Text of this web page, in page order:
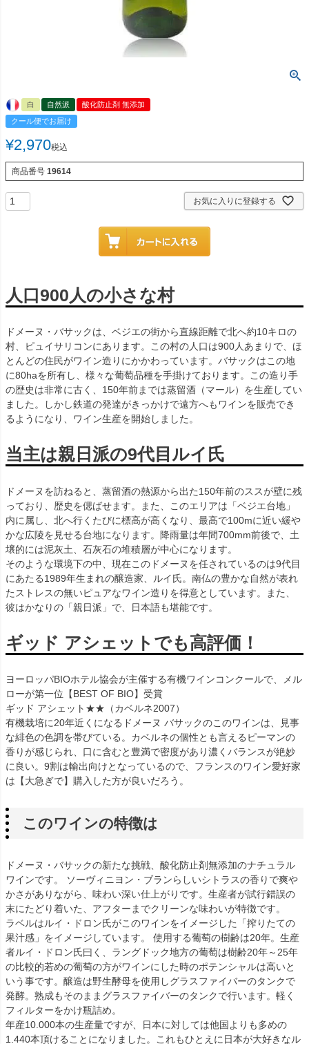
白 自然派
酸化防止剤 無添加
クール便でお届け
¥2,970税込
商品番号 19614
お気に入りに登録する
人口900人の小さな村
ドメーヌ・バサックは、ベジエの街から直線距離で北へ約10キロの
村、ピュイサリコンにあります。この村の人口は900人あまりで、ほ
とんどの住民がワイン造りにかかわっています。バサックはこの地
に80haを所有し、様々な葡萄品種を手掛けております。この造り手
の歴史は非常に古く、150年前までは蒸留酒（マール）を生産してい
ました。しかし鉄道の発達がきっかけで遠方へもワインを販売でき
るようになり、ワイン生産を開始しました。
当主は親日派の9代目ルイ氏
ドメーヌを訪ねると、蒸留酒の熱源から出た150年前のススが壁に残
っており、歴史を偲ばせます。また、このエリアは「ベジエ台地」
内に属し、北へ行くたびに標高が高くなり、最高で100mに近い緩や
かな広陵を見せる台地になります。降雨量は年間700mm前後で、土
壌的には泥灰土、石灰石の堆積層が中心になります。
そのような環境下の中、現在このドメーヌを任されているのは9代目
にあたる1989年生まれの醸造家、ルイ氏。南仏の豊かな自然が表れ
たストレスの無いピュアなワイン造りを得意としています。また、
彼はかなりの「親日派」で、日本語も堪能です。
ギッド アシェットでも高評価！
ヨーロッパBIOホテル協会が主催する有機ワインコンクールで、メル
ローが第一位【BEST OF BIO】受賞
ギッド アシェット★★（カベルネ2007）
有機栽培に20年近くになるドメーヌ バサックのこのワインは、見事
な緋色の色調を帯びている。カベルネの個性とも言えるピーマンの
香りが感じられ、口に含むと豊満で密度があり濃くバランスが絶妙
に良い。9割は輸出向けとなっているので、フランスのワイン愛好家
は【大急ぎで】購入した方が良いだろう。
このワインの特徴は
ドメーヌ・バサックの新たな挑戦、酸化防止剤無添加のナチュラル
ワインです。 ソーヴィニヨン・ブランらしいシトラスの香りで爽や
かさがありながら、味わい深い仕上がりです。生産者が試行錯誤の
末にたどり着いた、アフターまでクリーンな味わいが特徴です。
ラベルはルイ・ドロン氏がこのワインをイメージした「搾りたての
果汁感」をイメージしています。 使用する葡萄の樹齢は20年。生産
者ルイ・ドロン氏曰く、ラングドック地方の葡萄は樹齢20年～25年
の比較的若めの葡萄の方がワインにした時のポテンシャルは高いと
いう事です。醸造は野生酵母を使用しグラスファイバーのタンクで
発酵。熟成もそのままグラスファイバーのタンクで行います。軽く
フィルターをかけ瓶詰め。
年産10.000本の生産量ですが、日本に対しては他国よりも多めの
1.440本頂けることになりました。これもひとえに日本が大好きなル